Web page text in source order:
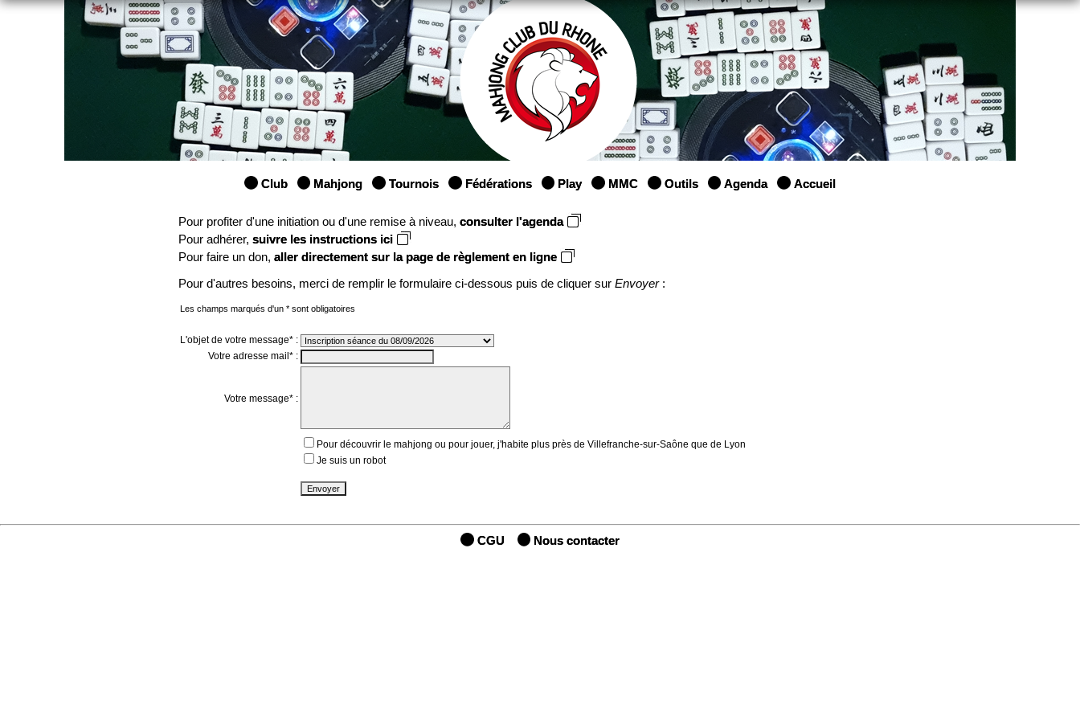
Club Mahjong Tournois Fédérations Play MMC Outils Agenda Accueil
Pour profiter d'une initiation ou d'une remise à niveau, consulter l'agenda
Pour adhérer, suivre les instructions ici
Pour faire un don, aller directement sur la page de règlement en ligne
Pour d'autres besoins, merci de remplir le formulaire ci-dessous puis de cliquer sur Envoyer:
Les champs marqués d'un * sont obligatoires
L'objet de votre message* :
Votre adresse mail* :
Votre message* :
Pour découvrir le mahjong ou pour jouer, j'habite plus près de Villefranche-sur-Saône que de Lyon
Je suis un robot
CGU Nous contacter